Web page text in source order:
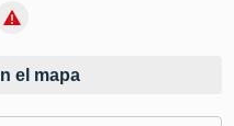
el mapa